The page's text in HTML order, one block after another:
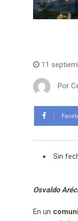
11
Por
Sin
Osvaldo
En un